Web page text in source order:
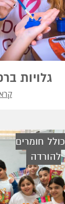
גלויות
כולל חומרים
להורדה